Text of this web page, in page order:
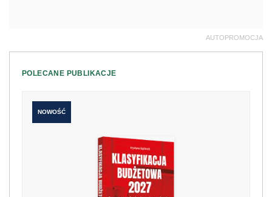
AUTOPROMOCJA
POLECANE PUBLIKACJE
NOWOŚĆ